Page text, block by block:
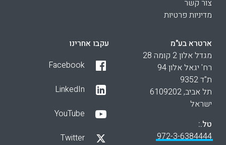
צור קשר
מדיניות פרטיות
ארטרא בע"מ
מגדל אלון 2 קומה 28
רח' יגאל אלון 94
ת"ד 9352
תל אביב, 6109202
ישראל
טל.:
972-3-6384444
עקבו אחרינו
Facebook
LinkedIn
YouTube
Twitter